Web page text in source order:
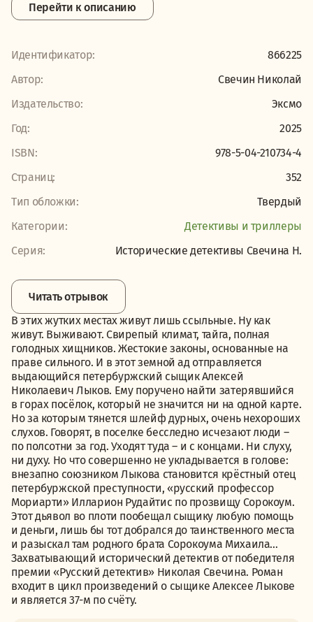
Перейти к описанию
Идентификатор:
866225
Автор:
Свечин Николай
Издательство:
Эксмо
Год:
2025
ISBN:
978-5-04-210734-4
Страниц:
352
Тип обложки:
Твердый
Категории:
Детективы и триллеры
Серия:
Исторические детективы Свечина Н.
Читать отрывок
В этих жутких местах живут лишь ссыльные. Ну как
живут. Выживают. Свирепый климат, тайга, полная
голодных хищников. Жестокие законы, основанные на
праве сильного. И в этот земной ад отправляется
выдающийся петербуржский сыщик Алексей
Николаевич Лыков. Ему поручено найти затерявшийся
в горах посёлок, который не значится ни на одной карте.
Но за которым тянется шлейф дурных, очень нехороших
слухов. Говорят, в поселке бесследно исчезают люди –
по полсотни за год. Уходят туда – и с концами. Ни слуху,
ни духу. Но что совершенно не укладывается в голове:
внезапно союзником Лыкова становится крёстный отец
петербуржской преступности, «русский профессор
Мориарти» Илларион Рудайтис по прозвищу Сорокоум.
Этот дьявол во плоти пообещал сыщику любую помощь
и деньги, лишь бы тот добрался до таинственного места
и разыскал там родного брата Сорокоума Михаила…
Захватывающий исторический детектив от победителя
премии «Русский детектив» Николая Свечина. Роман
входит в цикл произведений о сыщике Алексее Лыкове
и является 37-м по счёту.